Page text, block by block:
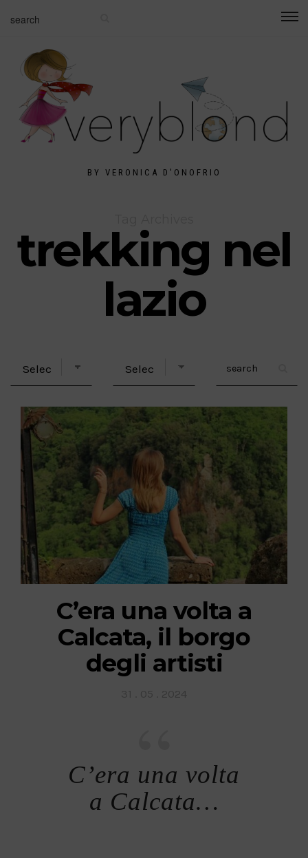
BY VERONICA D'ONOFRIO
trekking nel
lazio
C’era una volta a
Calcata, il borgo
degli artisti
C’era una volta
a Calcata…